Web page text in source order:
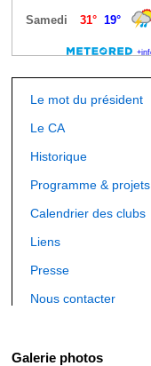
Le mot du président
Le CA
Historique
Programme & projets
Calendrier des clubs
Liens
Presse
Nous contacter
Galerie photos